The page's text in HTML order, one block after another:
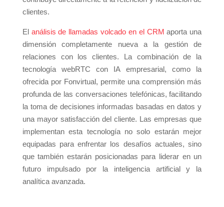
clientes.
El análisis de llamadas volcado en el CRM aporta una
dimensión completamente nueva a la gestión de
relaciones con los clientes. La combinación de la
tecnología webRTC con IA empresarial, como la
ofrecida por Fonvirtual, permite una comprensión más
profunda de las conversaciones telefónicas, facilitando
la toma de decisiones informadas basadas en datos y
una mayor satisfacción del cliente. Las empresas que
implementan esta tecnología no solo estarán mejor
equipadas para enfrentar los desafíos actuales, sino
que también estarán posicionadas para liderar en un
futuro impulsado por la inteligencia artificial y la
analítica avanzada.